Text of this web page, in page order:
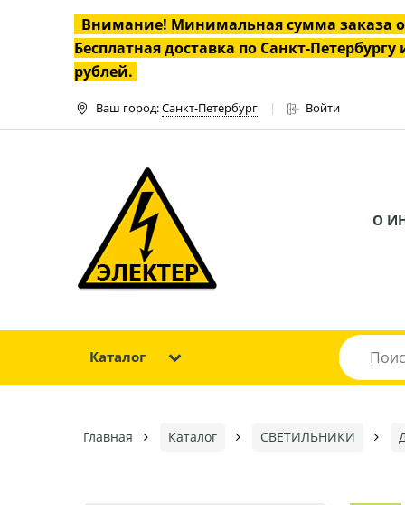
Внимание! Минимальная сумма заказа
Бесплатная доставка по Санкт-
рублей.
Ваш город:Санкт-Петербург Войти
О
Каталог
Главная Каталог СВЕТИЛЬНИКИ